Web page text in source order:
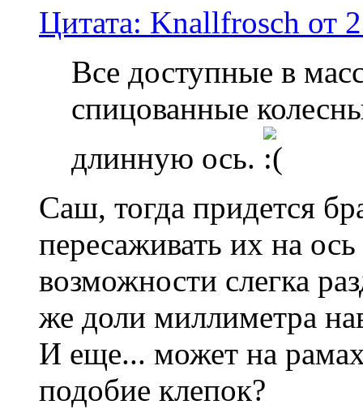
Цитата: Knallfrosch от
Все доступные в
спицованные
длинную ось.
Саш, тогда придется
пересаживать их на
возможности слегка
же доли миллиметра
И еще... может на рамах
подобие клепок?